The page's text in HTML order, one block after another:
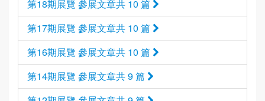
第18期展覽 參展文章共 10 篇
第17期展覽 參展文章共 10 篇
第16期展覽 參展文章共 10 篇
第14期展覽 參展文章共 9 篇